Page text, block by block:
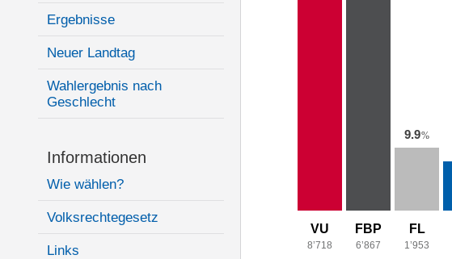
Ergebnisse
Neuer Landtag
Wahlergebnis nach
Geschlecht
Informationen
Wie wählen?
Volksrechtegesetz
Links
VU
8’718
FBP
6’867
9.9%
FL
1’953